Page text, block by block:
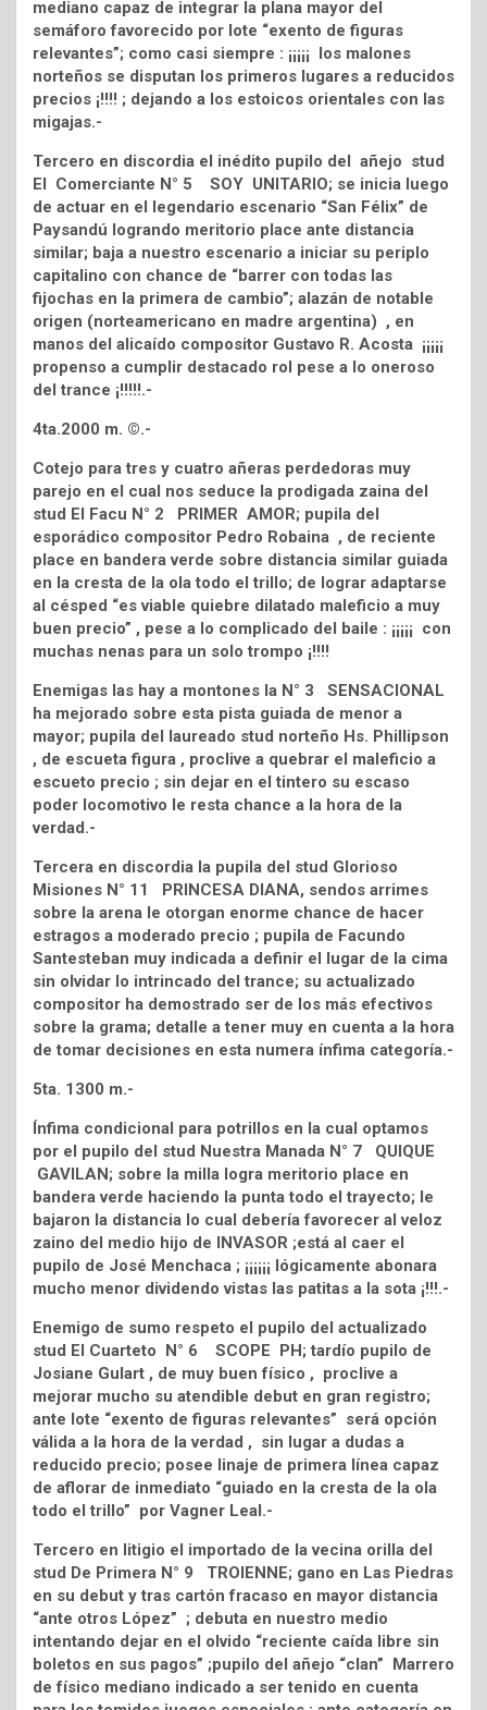
mediano capaz de integrar la plana mayor del
semáforo favorecido por lote “exento de figuras
relevantes”; como casi siempre : ¡¡¡¡¡ los malones
norteños se disputan los primeros lugares a reducidos
precios ¡!!!! ; dejando a los estoicos orientales con las
migajas.-
Tercero en discordia el inédito pupilo del añejo stud
El Comerciante N° 5 SOY UNITARIO; se inicia luego
de actuar en el legendario escenario “San Félix” de
Paysandú logrando meritorio place ante distancia
similar; baja a nuestro escenario a iniciar su periplo
capitalino con chance de “barrer con todas las
fijochas en la primera de cambio”; alazán de notable
origen (norteamericano en madre argentina) , en
manos del alicaído compositor Gustavo R. Acosta ¡¡¡¡¡
propenso a cumplir destacado rol pese a lo oneroso
del trance ¡!!!!!.-
4ta.2000 m. ©.-
Cotejo para tres y cuatro añeras perdedoras muy
parejo en el cual nos seduce la prodigada zaina del
stud El Facu N° 2 PRIMER AMOR; pupila del
esporádico compositor Pedro Robaina , de reciente
place en bandera verde sobre distancia similar guiada
en la cresta de la ola todo el trillo; de lograr adaptarse
al césped “es viable quiebre dilatado maleficio a muy
buen precio” , pese a lo complicado del baile : ¡¡¡¡¡ con
muchas nenas para un solo trompo ¡!!!!
Enemigas las hay a montones la N° 3 SENSACIONAL
ha mejorado sobre esta pista guiada de menor a
mayor; pupila del laureado stud norteño Hs. Phillipson
, de escueta figura , proclive a quebrar el maleficio a
escueto precio ; sin dejar en el tintero su escaso
poder locomotivo le resta chance a la hora de la
verdad.-
Tercera en discordia la pupila del stud Glorioso
Misiones N° 11 PRINCESA DIANA, sendos arrimes
sobre la arena le otorgan enorme chance de hacer
estragos a moderado precio ; pupila de Facundo
Santesteban muy indicada a definir el lugar de la cima
sin olvidar lo intrincado del trance; su actualizado
compositor ha demostrado ser de los más efectivos
sobre la grama; detalle a tener muy en cuenta a la hora
de tomar decisiones en esta numera ínfima categoría.-
5ta. 1300 m.-
Ínfima condicional para potrillos en la cual optamos
por el pupilo del stud Nuestra Manada N° 7 QUIQUE
GAVILAN; sobre la milla logra meritorio place en
bandera verde haciendo la punta todo el trayecto; le
bajaron la distancia lo cual debería favorecer al veloz
zaino del medio hijo de INVASOR ;está al caer el
pupilo de José Menchaca ; ¡¡¡¡¡¡ lógicamente abonara
mucho menor dividendo vistas las patitas a la sota ¡!!!.-
Enemigo de sumo respeto el pupilo del actualizado
stud El Cuarteto N° 6 SCOPE PH; tardío pupilo de
Josiane Gulart , de muy buen físico , proclive a
mejorar mucho su atendible debut en gran registro;
ante lote “exento de figuras relevantes” será opción
válida a la hora de la verdad , sin lugar a dudas a
reducido precio; posee linaje de primera línea capaz
de aflorar de inmediato “guiado en la cresta de la ola
todo el trillo” por Vagner Leal.-
Tercero en litigio el importado de la vecina orilla del
stud De Primera N° 9 TROIENNE; gano en Las Piedras
en su debut y tras cartón fracaso en mayor distancia
“ante otros López” ; debuta en nuestro medio
intentando dejar en el olvido “reciente caída libre sin
boletos en sus pagos” ;pupilo del añejo “clan” Marrero
de físico mediano indicado a ser tenido en cuenta